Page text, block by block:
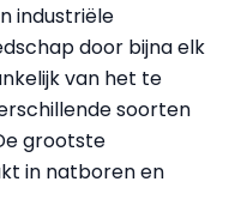
industriële
door bijna elk
van het te
soorten
grootste
in natboren en